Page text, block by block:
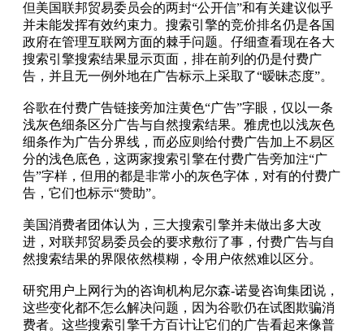
但美国联邦贸易委员会的两封“公开信”和有关建议似乎
并未能发挥有效约束力。搜索引擎的竞价排名仍是各国
政府在管理互联网方面的棘手问题。仔细查看现在各大
搜索引擎搜索结果显示页面，排在前列的仍是付费广
告，并且无一例外地在广告标示上采取了“暧昧态度”。
谷歌在付费广告链接旁加注黄色“广告”字眼，仅以一条
浅灰色细条区分广告与自然搜索结果。雅虎也以浅灰色
细条作为广告分界线，而必应则给付费广告加上不易区
分的浅色底色，这两家搜索引擎在付费广告旁加注“广
告”字样，但用的都是非常小的灰色字体，对有的付费广
告，它们也标示“赞助”。
美国消费者团体认为，三大搜索引擎并未做出多大改
进，对联邦贸易委员会的要求敷衍了事，付费广告与自
然搜索结果的界限依然模糊，令用户依然难以区分。
研究用户上网行为的咨询机构尼尔森-诺曼咨询集团说，
这些变化都不怎么解决问题，因为谷歌仍在试图欺骗消
费者。这些搜索引擎千方百计让它们的广告看起来像普